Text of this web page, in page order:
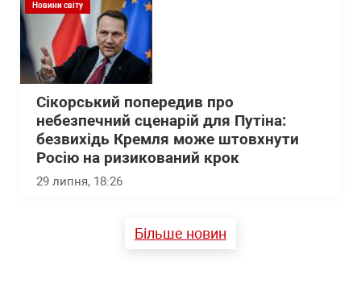
Новини світу
Сікорський попередив про
небезпечний сценарій для Путіна:
безвихідь Кремля може штовхнути
Росію на ризикований крок
29 липня, 18:26
Більше новин